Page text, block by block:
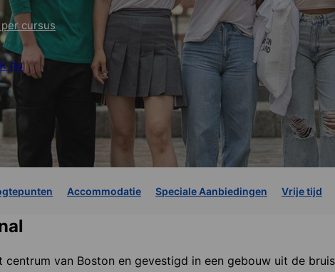
cursus
nu
Accommodatie Speciale Aanbiedingen Vrije tijd
centrum van Boston en gevestigd in een gebouw uit de